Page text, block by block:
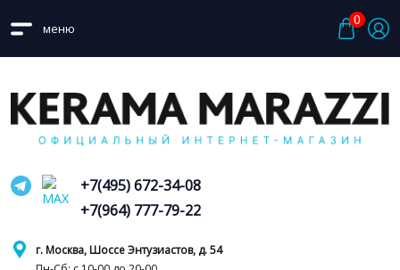
меню
0
г. Москва, Шоссе Энтузиастов, д. 54
+7(495) 672-34-08
+7(964) 777-79-22